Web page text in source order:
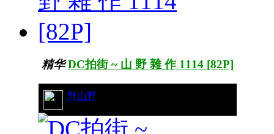
精华 DC拍街 ~ 山 野 雜 作 1114 [82P]
野山野